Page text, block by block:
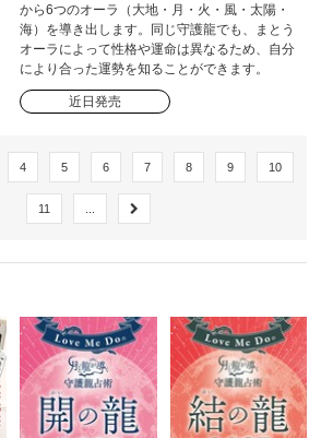
から6つのオーラ（大地・月・火・風・太陽・
海）を導き出します。同じ守護龍でも、まとう
オーラによって性格や運命は異なるため、自分
により合った運勢を知ることができます。
近日発売
4 5 6 7 8 9 10
11